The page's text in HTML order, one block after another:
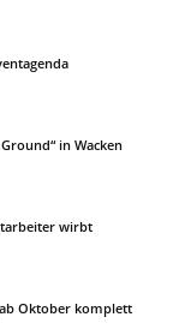
in Wacken
wirbt
Oktober komplett